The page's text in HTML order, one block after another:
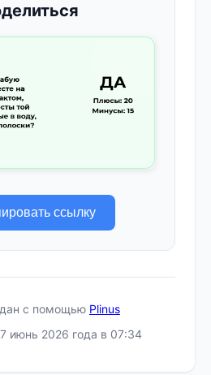
ссылку
с помощью Plinus
июнь 2026 года в 07:34